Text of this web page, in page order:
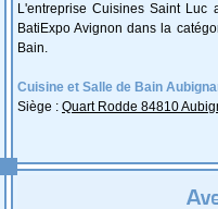
L'entreprise Cuisines Saint Luc
BatiExpo Avignon dans la
Bain.
Cuisine et Salle de Bain
Siège : Quart Rodde 84810